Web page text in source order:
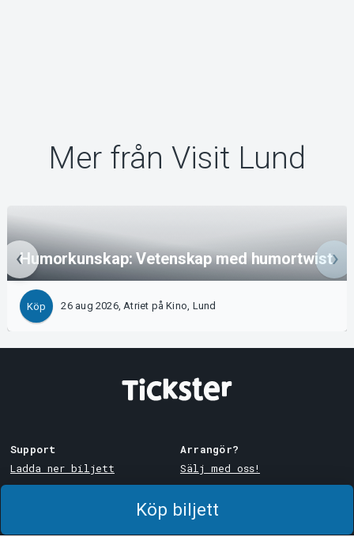
Köp biljett
Mer från Visit Lund
Humorkunskap: Vetenskap med humortwist
Köp 26 aug 2026, Atriet på Kino, Lund
Support
Ladda ner biljett
Köp- och leveransvillkor
Arrangör?
Sälj med oss!
System Support